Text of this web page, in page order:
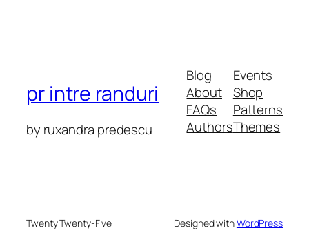
pr intre randuri
by ruxandra predescu
Blog
About
FAQs
Authors
Events
Shop
Patterns
Themes
Twenty Twenty-Five Designed withWordPress